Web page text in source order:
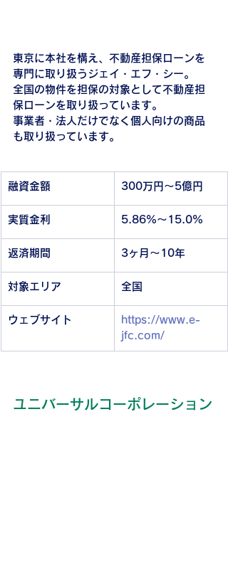
東京に本社を構え、不動産担保ローンを
専門に取り扱うジェイ・エフ・シー。
全国の物件を担保の対象として不動産担
保ローンを取り扱っています。
事業者・法人だけでなく個人向けの商品
も取り扱っています。
融資金額 300万円～5億円
実質金利 5.86%～15.0%
返済期間 3ヶ月～10年
対象エリア 全国
ウェブサイト
https://www.e-
jfc.com/
ユニバーサルコーポレーション